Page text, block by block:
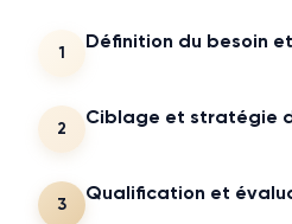
1
Définition du besoin
2
Ciblage et stratégie
3
Qualification et